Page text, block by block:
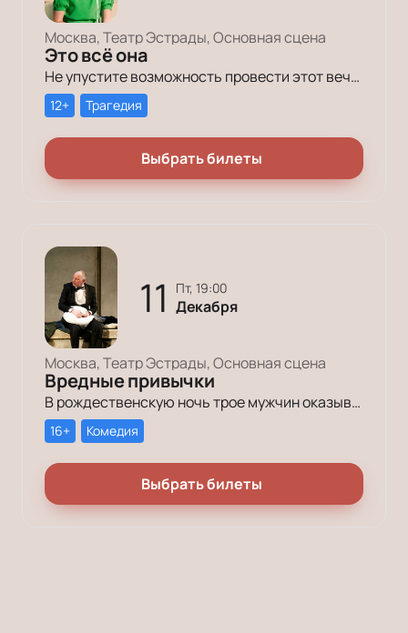
Москва, Театр Эстрады, Основная сцена
Это всё она
Не упустите возможность провести этот вечер в компании героев постановки «Это всё она»!
12+ Трагедия
Выбрать билеты
11 пт, 19:00
Декабря
Москва, Театр Эстрады, Основная сцена
Вредные привычки
В рождественскую ночь трое мужчин оказываются в КПЗ за административные правонарушения. Один – за курение в неположенном месте, второй – за алкогольное опьянение, третий – за превышение скорости.
16+ Комедия
Выбрать билеты